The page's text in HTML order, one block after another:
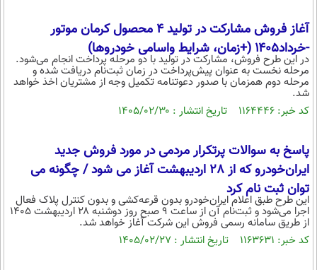
بین الملل
اجتماعی
آغاز فروش مشارکت در تولید ۴ محصول کرمان موتور
-خرداد۱۴۰۵ (+زمان، شرایط واسامی خودروها)
در این طرح فروش، مشارکت در تولید با دو مرحله پرداخت انجام می‌شود.
مرحله نخست به عنوان پیش‌پرداخت در زمان ثبت‌نام دریافت شده و
مرحله دوم همزمان با صدور دعوتنامه تکمیل وجه از مشتریان اخذ خواهد
شد.
کد خبر: ۱۱۶۴۴۴۶ تاریخ انتشار : ۱۴۰۵/۰۲/۳۰
پاسخ به سوالات پرتکرار مردمی در مورد فروش جدید
ایران‌خودرو که از 28 اردیبهشت آغاز می شود / چگونه می
توان ثبت نام کرد
این طرح طبق اعلام ایران‌خودرو بدون قرعه‌کشی و بدون کنترل پلاک فعال
اجرا می‌شود و ثبت‌نام آن از ساعت ۹ صبح روز دوشنبه ۲۸ اردیبهشت ۱۴۰۵
از طریق سامانه رسمی فروش این شرکت آغاز خواهد شد.
کد خبر: ۱۱۶۳۶۳۱ تاریخ انتشار : ۱۴۰۵/۰۲/۲۷